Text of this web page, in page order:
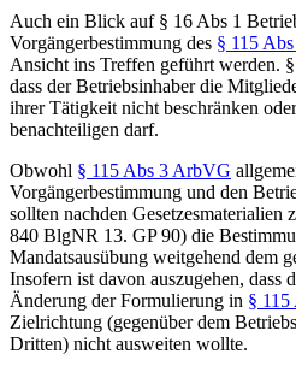
Auch ein Blick auf § 16 Abs 1
Vorgängerbestimmung des § 115
Ansicht ins Treffen geführt werden.
dass der Betriebsinhaber die
ihrer Tätigkeit nicht beschränken
benachteiligen darf.
Obwohl § 115 Abs 3 ArbVG
Vorgängerbestimmung und den
sollten nachden Gesetzesmaterialien
840 BlgNR 13. GP 90) die
Mandatsausübung weitgehend dem
Insofern ist davon auszugehen, dass
Änderung der Formulierung in §
Zielrichtung (gegenüber dem
Dritten) nicht ausweiten wollte.